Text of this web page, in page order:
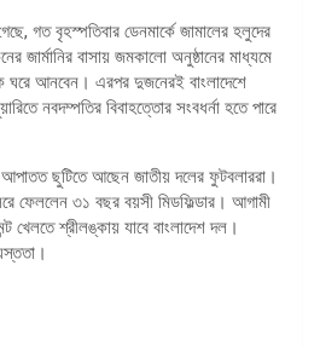
গত বৃহস্পতিবার ডেনমার্কে জামালের হলুদের
জার্মানির বাসায় জমকালো অনুষ্ঠানের মাধ্যমে
ঘরে আনবেন। এরপর দুজনেরই বাংলাদেশে
নবদম্পতির বিবাহত্তোর সংবধর্না হতে পারে
আপাতত ছুটিতে আছেন জাতীয় দলের ফুটবলাররা।
ফেললেন ৩১ বছর বয়সী মিডফিল্ডার। আগামী
খেলতে শ্রীলঙ্কায় যাবে বাংলাদেশ দল।